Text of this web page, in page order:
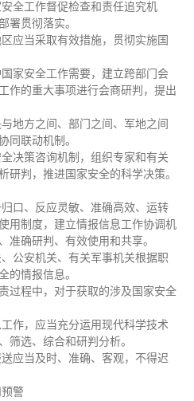
全工作督促检查和责任追究机
署贯彻落实。
应当采取有效措施，贯彻实施国
家安全工作需要，建立跨部门会
作的重大事项进行会商研判，提出
地方之间、部门之间、军地之间
同联动机制。
决策咨询机制，组织专家和有关
研判，推进国家安全的科学决策。
口、反应灵敏、准确高效、运转
用制度，建立情报信息工作协调机
准确研判、有效使用和共享。
公安机关、有关军事机关根据职
的情报信息。
过程中，对于获取的涉及国家安全
作，应当充分运用现代科学技术
筛选、综合和研判分析。
应当及时、准确、客观，不得迟
警